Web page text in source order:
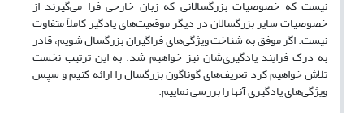
نیست که خصوصیات بزرگسالانی که زبان خارجی فرا می‌گیرند از
خصوصیات سایر بزرگسالان در دیگر موقعیت‌های یادگیر کاملاً متفاوت
نیست. اگر موفق به شناخت ویژگی‌های فراگیران بزرگسال شویم، قادر
به درک فرایند یادگیری‌شان نیز خواهیم شد. به این ترتیب نخست
تلاش خواهیم کرد تعریف‌های گوناگون بزرگسال را ارائه کنیم و سپس
ویژگی‌های یادگیری آنها را بررسی نماییم.